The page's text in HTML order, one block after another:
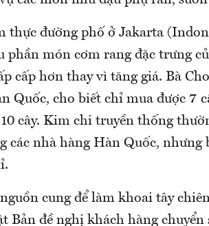
thực đường phố ở Jakarta
phần món cơm rang đặc trưng
cấp hơn thay vì tăng giá. Bà
Quốc, cho biết chỉ mua được 7
cây. Kim chi truyền thống
các nhà hàng Hàn Quốc, nhưng
cung để làm khoai tây
Bản đề nghị khách hàng chuyển